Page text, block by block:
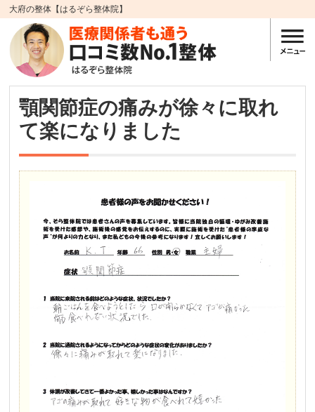
大府の整体【はるぞら整体院】
顎関節症の痛みが徐々に取れ
て楽になりました